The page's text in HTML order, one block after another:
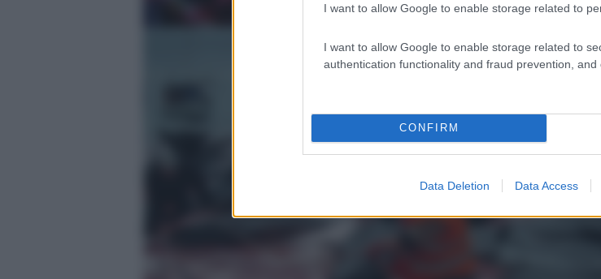
I want to allow Google to enable storage related to
I want to allow Google to enable storage related to
authentication functionality and fraud prevention, and
CONFIRM
Data Deletion Data Access